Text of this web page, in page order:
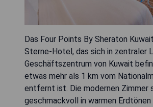
Das Four Points By Sheraton
Sterne-Hotel, das sich in zentraler
Geschäftszentrum von Kuwait
etwas mehr als 1 km vom
entfernt ist. Die modernen Zimmer
geschmackvoll in warmen